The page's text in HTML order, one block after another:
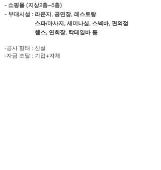
- 쇼핑몰 (지상2층~5층)
- 부대시설 : 라운지, 공연장, 레스토랑
스파/마사지, 세미나실, 스넥바, 편의점
헬스, 연회장, 칵테일바 등
-공사 형태 : 신설
-자금 조달 : 기업+자체